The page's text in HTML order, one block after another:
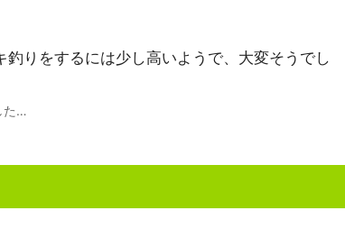
りをするには少し高いようで、大変そうでし
た…